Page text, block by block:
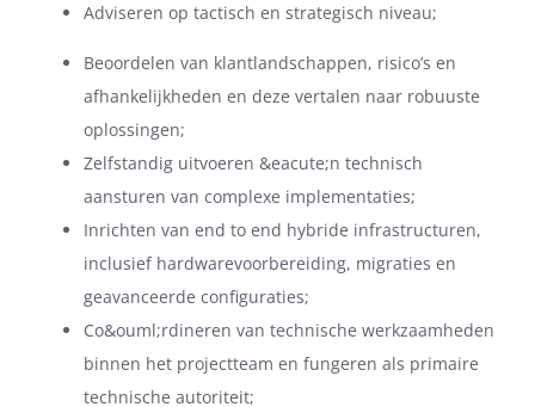
Adviseren op tactisch en strategisch niveau;
Beoordelen van klantlandschappen, risico’s en
afhankelijkheden en deze vertalen naar robuuste
oplossingen;
Zelfstandig uitvoeren &eacute;n technisch
aansturen van complexe implementaties;
Inrichten van end to end hybride infrastructuren,
inclusief hardwarevoorbereiding, migraties en
geavanceerde configuraties;
Co&ouml;rdineren van technische werkzaamheden
binnen het projectteam en fungeren als primaire
technische autoriteit;